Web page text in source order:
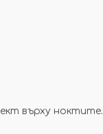
върху ноктите.